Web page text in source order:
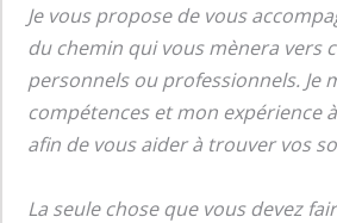
Je vous propose de vous
du chemin qui vous mènera vers
personnels ou professionnels. Je
compétences et mon expérience
afin de vous aider à trouver vos
La seule chose que vous devez